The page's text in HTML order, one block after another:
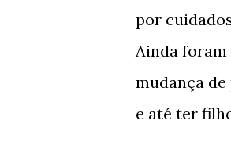
por
Ainda
mudança
e até ter